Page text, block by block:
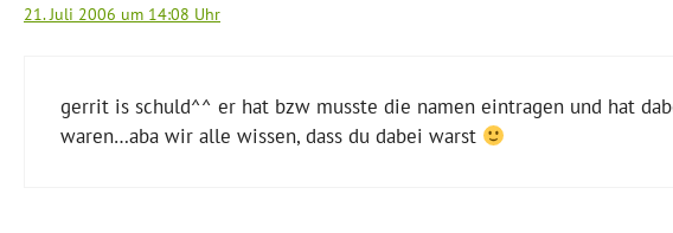
21. Juli 2006 um 14:08 Uhr
gerrit is schuld^^ er hat bzw musste die namen eintragen und hat
waren…aba wir alle wissen, dass du dabei warst